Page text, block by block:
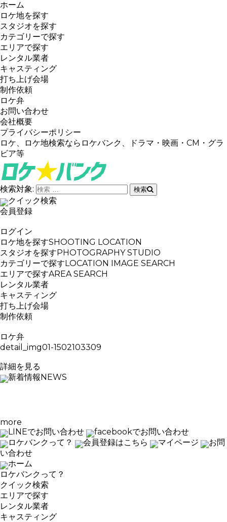
ホーム
ロケ地を探す
スタジオを探す
カテゴリーで探す
エリアで探す
レンタル業者
キャスティング
打ち上げ会場
制作依頼
ロケ弁
お問い合わせ
会社概要
プライバシーポリシー
ロケ、ロケ地検索ならロケバンク、ドラマ・映画・CM・グラ
ビア等
検索対象: 検索
クイック検索
会員登録
ログイン
ロケ地を探すSHOOTING LOCATION
スタジオを探すPHOTOGRAPHY STUDIO
カテゴリーで探すLOCATION IMAGE SEARCH
エリアで探すAREA SEARCH
レンタル業者
キャスティング
打ち上げ会場
制作依頼
ロケ弁
detail_img01-1502103309
詳細を見る
新着情報NEWS
more
LINEでお問い合わせ
facebookでお問い合わせ
ロケバンクって？
会員登録はこちら マイページ
お問
い合わせ
ホーム
ロケバンクって？
クイック検索
エリアで探す
レンタル業者
キャスティング